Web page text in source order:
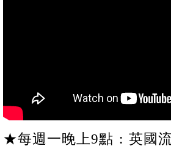
★每週一晚上9點 : 英國